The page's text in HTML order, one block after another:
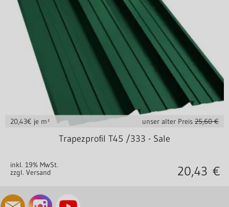
in vielen Varianten
20,43€ je m² unser alter Preis 25,60 €
Trapezprofil T45 /333 - Sale
inkl. 19% MwSt.
zzgl. Versand
20,43 €